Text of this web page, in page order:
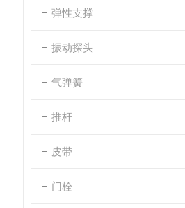
弹性支撑
振动探头
气弹簧
推杆
皮带
门栓